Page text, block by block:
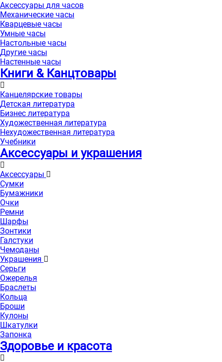
Аксессуары для часов
Механические часы
Кварцевые часы
Умные часы
Настольные часы
Другие часы
Настенные часы
Книги & Канцтовары
Канцелярские товары
Детская литература
Бизнес литература
Художественная литература
Нехудожественная литература
Учебники
Аксессуары и украшения
Аксессуары
Сумки
Бумажники
Очки
Ремни
Шарфы
Зонтики
Галстуки
Чемоданы
Украшения
Серьги
Ожерелья
Браслеты
Кольца
Броши
Кулоны
Шкатулки
Запонка
Здоровье и красота